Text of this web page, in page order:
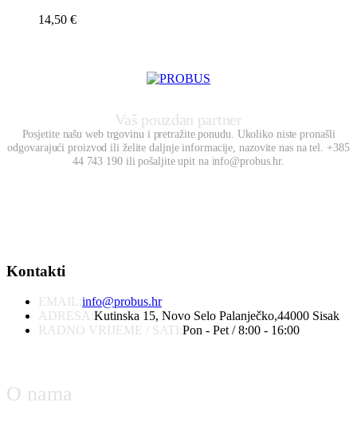
14,50 €
Vaš pouzdan partner
Posjetite našu web trgovinu i pretražite ponudu. Ukoliko niste pronašli
odgovarajući proizvod ili želite daljnje informacije, nazovite nas na tel. +385
44 743 190 ili pošaljite upit na info@probus.hr.
Kontakti
EMAIL:info@probus.hr
ADRESA:Kutinska 15, Novo Selo Palanječko,44000 Sisak
RADNO VRIJEME / SATI:Pon - Pet / 8:00 - 16:00
O nama